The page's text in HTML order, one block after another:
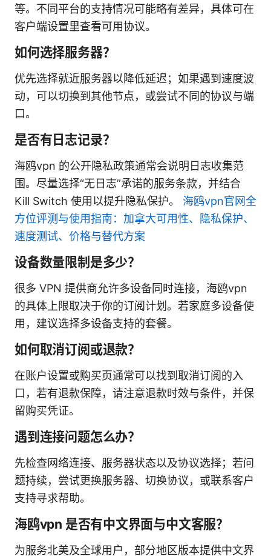
等。不同平台的支持情况可能略有差异，具体可在
客户端设置里查看可用协议。
如何选择服务器？
优先选择就近服务器以降低延迟；如果遇到速度波
动，可以切换到其他节点，或尝试不同的协议与端
口。
是否有日志记录？
海鸥vpn 的公开隐私政策通常会说明日志收集范
围。尽量选择“无日志”承诺的服务条款，并结合
Kill Switch 使用以提升隐私保护。 海鸥vpn官网全
方位评测与使用指南：加拿大可用性、隐私保护、
速度测试、价格与替代方案
设备数量限制是多少？
很多 VPN 提供商允许多设备同时连接，海鸥vpn
的具体上限取决于你的订阅计划。若家庭多设备使
用，建议选择多设备支持的套餐。
如何取消订阅或退款？
在账户设置或购买页通常可以找到取消订阅的入
口，若有退款保障，请注意退款时效与条件，并保
留购买凭证。
遇到连接问题怎么办？
先检查网络连接、服务器状态以及协议选择；若问
题持续，尝试更换服务器、切换协议，或联系客户
支持寻求帮助。
海鸥vpn 是否有中文界面与中文客服？
为服务北美及全球用户，部分地区版本提供中文界